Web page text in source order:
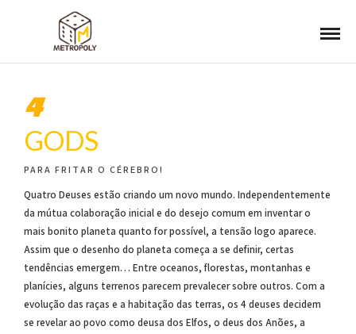
4
GODS
PARA FRITAR O CÉREBRO!
Quatro Deuses estão criando um novo mundo. Independentemente
da mútua colaboração inicial e do desejo comum em inventar o
mais bonito planeta quanto for possível, a tensão logo aparece.
Assim que o desenho do planeta começa a se definir, certas
tendências emergem… Entre oceanos, florestas, montanhas e
planícies, alguns terrenos parecem prevalecer sobre outros. Com a
evolução das raças e a habitação das terras, os 4 deuses decidem
se revelar ao povo como deusa dos Elfos, o deus dos Anões, a